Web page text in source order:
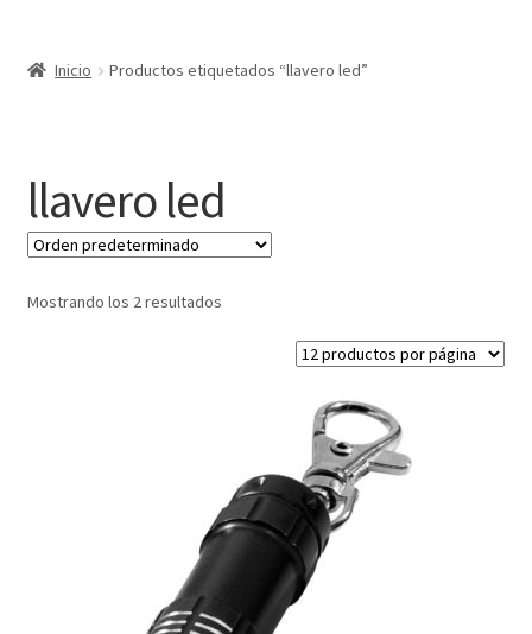
Más ideas
Técnicas del grabado
Contactar
Inicio Productos etiquetados “llavero led”
llavero led
Mostrando los 2 resultados